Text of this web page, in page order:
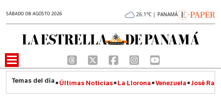
SÁBADO 08 AGOSTO 2026 26.1°C | PANAMÁ
Últimas Noticias La Llorona Venezuela José